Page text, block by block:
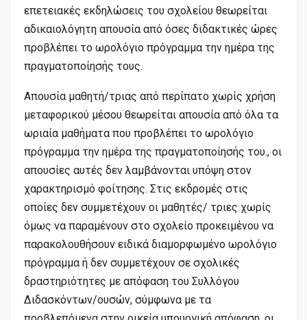
επετειακές εκδηλώσεις του σχολείου θεωρείται
αδικαιολόγητη απουσία από όσες διδακτικές ώρες
προβλέπει το ωρολόγιο πρόγραμμα την ημέρα της
πραγματοποίησής τους.
Απουσία μαθητή/τριας από περίπατο χωρίς χρήση
μεταφορικού μέσου θεωρείται απουσία από όλα τα
ωριαία μαθήματα που προβλέπει το ωρολόγιο
πρόγραμμα την ημέρα της πραγματοποίησής του., οι
απουσίες αυτές δεν λαμβάνονται υπόψη στον
χαρακτηρισμό φοίτησης. Στις εκδρομές στις
οποίες δεν συμμετέχουν οι μαθητές/ τριες χωρίς
όμως να παραμένουν στο σχολείο προκειμένου να
παρακολουθήσουν ειδικά διαμορφωμένο ωρολόγιο
πρόγραμμα ή δεν συμμετέχουν σε σχολικές
δραστηριότητες με απόφαση του Συλλόγου
Διδασκόντων/ουσών, σύμφωνα με τα